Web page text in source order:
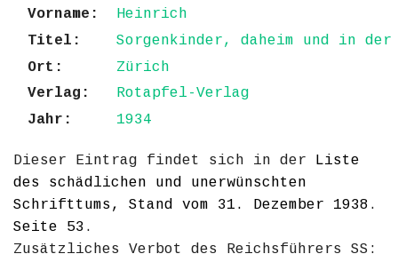
Vorname:
Heinrich
Titel:
Sorgenkinder, daheim und in der
Ort:
Zürich
Verlag:
Rotapfel-Verlag
Jahr:
1934
Dieser Eintrag findet sich in der Liste
des schädlichen und unerwünschten
Schrifttums, Stand vom 31. Dezember 1938 .
Seite 53 .
Zusätzliches Verbot des Reichsführers SS: